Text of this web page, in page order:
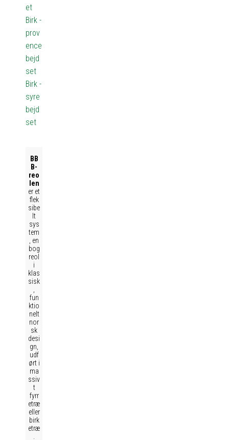
et
Birk -
prov
ence
bejd
set
Birk -
syre
bejd
set
BB
B-
reo
len
er et
flek
sibe
lt
sys
tem
, en
bog
reol
i
klas
sisk
fun
ktio
nelt
nor
sk
desi
gn,
udf
ørt i
ma
ssiv
t
fyrr
etræ
eller
birk
etræ